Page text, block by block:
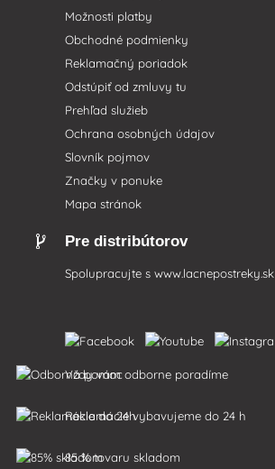
Možnosti platby
Obchodné podmienky
Reklamačný poriadok
Odstúpiť od zmluvy tu
Prehľad služieb
Ochrana osobných údajov
Slovník pojmov
Značky v ponuke
Mapa stránok
Pre distribútorov
Spolupracujte s www.lacnepostreky.sk
Vždy vám odborne poradíme
Reklamácie vybavujeme do 24 h
85 % tovaru skladom